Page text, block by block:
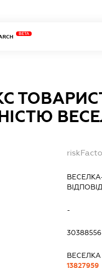
BETA
-
30388556
ВЕСЕЛКА
13827959